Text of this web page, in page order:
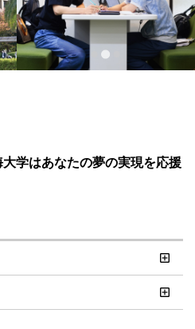
学はあなたの夢の実現を応援